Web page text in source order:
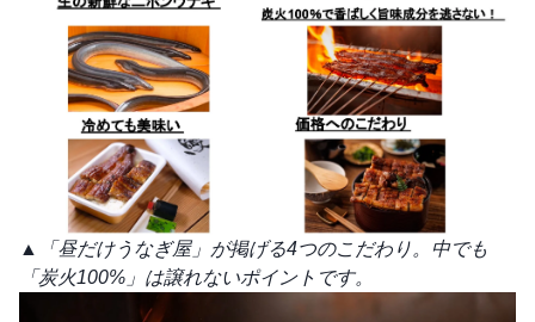
▲「昼だけうなぎ屋」が掲げる4つのこだわり。中でも
「炭火100%」は譲れないポイントです。